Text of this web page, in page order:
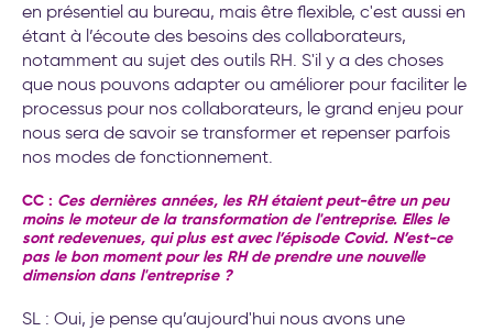
en présentiel au bureau, mais être flexible, c'est aussi en
étant à l’écoute des besoins des collaborateurs,
notamment au sujet des outils RH. S'il y a des choses
que nous pouvons adapter ou améliorer pour faciliter le
processus pour nos collaborateurs, le grand enjeu pour
nous sera de savoir se transformer et repenser parfois
nos modes de fonctionnement.
CC : Ces dernières années, les RH étaient peut-être un peu
moins le moteur de la transformation de l'entreprise. Elles le
sont redevenues, qui plus est avec l’épisode Covid. N’est-ce
pas le bon moment pour les RH de prendre une nouvelle
dimension dans l'entreprise ?
SL : Oui, je pense qu’aujourd'hui nous avons une